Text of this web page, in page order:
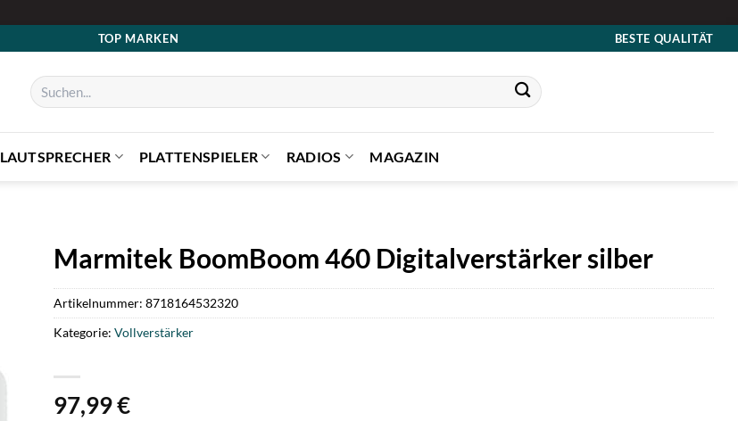
TOP MARKEN BESTE QUALITÄT
Suchen
nach:
LAUTSPRECHER PLATTENSPIELER RADIOS MAGAZIN
Marmitek BoomBoom 460 Digitalverstärker silber
97,99€
Artikelnummer: 8718164532320
Kategorie: Vollverstärker